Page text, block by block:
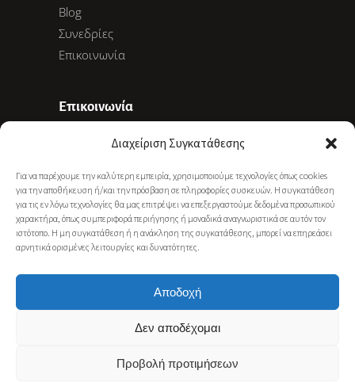
Διαχείριση Συγκατάθεσης
Για να παρέχουμε την καλύτερη εμπειρία, χρησιμοποιούμε τεχνολογίες όπως cookies
για την αποθήκευση ή/και την πρόσβαση σε πληροφορίες συσκευών. Η συγκατάθεση
για τις εν λόγω τεχνολογίες θα μας επιτρέψει να επεξεργαστούμε δεδομένα προσωπικού
χαρακτήρα, όπως συμπεριφορά περιήγησης ή μοναδικά αναγνωριστικά σε αυτόν τον
ιστότοπο. Η μη συγκατάθεση ή η ανάκληση της συγκατάθεσης, μπορεί να επηρεάσει
αρνητικά ορισμένες λειτουργίες και δυνατότητες.
Αποδοχή
Δεν αποδέχομαι
Προβολή προτιμήσεων
Blog
Συνεδρίες
Επικοινωνία
Επικοινωνία
+30 6977 281 886
info@gkarapati.gr